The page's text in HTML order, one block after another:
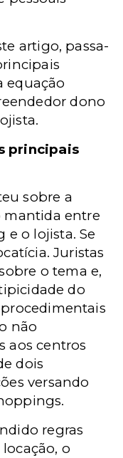
artigo, passa-
equação
dono
principais
sobre a
mantida entre
o lojista. Se
Juristas
o tema e,
do
não
aos centros
dois
versando
regras
o